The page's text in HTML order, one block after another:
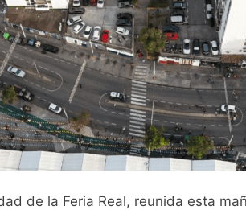
de la Feria Real, reunida esta